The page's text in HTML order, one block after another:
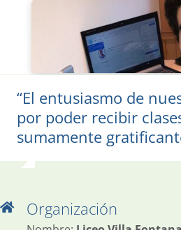
“El entusiasmo de
por poder recibir
sumamente
Organización